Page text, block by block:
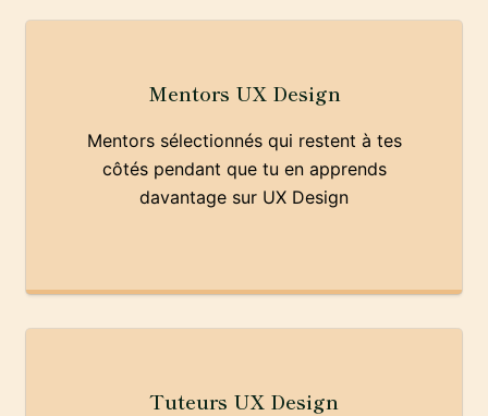
Mentors UX Design
Mentors sélectionnés qui restent à tes
côtés pendant que tu en apprends
davantage sur UX Design
Tuteurs UX Design